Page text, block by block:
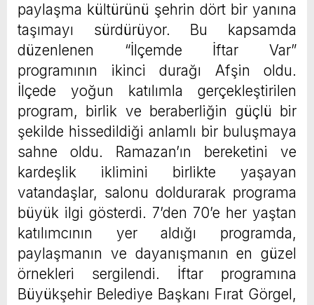
paylaşma kültürünü şehrin dört bir yanına
taşımayı sürdürüyor. Bu kapsamda
düzenlenen “İlçemde İftar Var”
programının ikinci durağı Afşin oldu.
İlçede yoğun katılımla gerçekleştirilen
program, birlik ve beraberliğin güçlü bir
şekilde hissedildiği anlamlı bir buluşmaya
sahne oldu. Ramazan’ın bereketini ve
kardeşlik iklimini birlikte yaşayan
vatandaşlar, salonu doldurarak programa
büyük ilgi gösterdi. 7’den 70’e her yaştan
katılımcının yer aldığı programda,
paylaşmanın ve dayanışmanın en güzel
örnekleri sergilendi. İftar programına
Büyükşehir Belediye Başkanı Fırat Görgel,